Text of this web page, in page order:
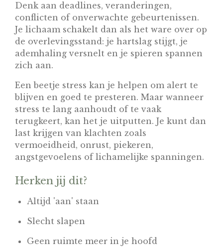
Denk aan deadlines, veranderingen,
conflicten of onverwachte gebeurtenissen.
Je lichaam schakelt dan als het ware over op
de overlevingsstand: je hartslag stijgt, je
ademhaling versnelt en je spieren spannen
zich aan.
Een beetje stress kan je helpen om alert te
blijven en goed te presteren. Maar wanneer
stress te lang aanhoudt of te vaak
terugkeert, kan het je uitputten. Je kunt dan
last krijgen van klachten zoals
vermoeidheid, onrust, piekeren,
angstgevoelens of lichamelijke spanningen.
Herken jij dit?
Altijd 'aan' staan
Slecht slapen
Geen ruimte meer in je hoofd